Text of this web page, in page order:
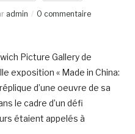
admin 0 commentaire
Picture Gallery de
exposition « Made in China:
d’une oeuvre de sa
le cadre d’un défi
étaient appelés à